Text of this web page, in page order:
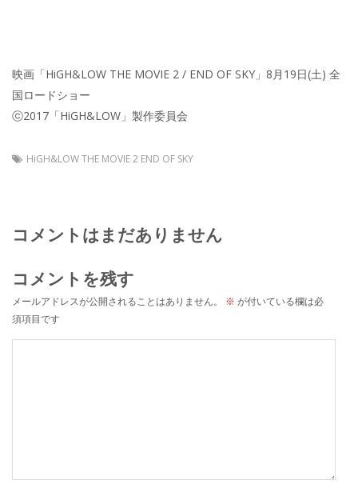
映画「HiGH&LOW THE MOVIE 2 / END OF SKY」8月19日(土) 全
国ロードショー
ⓒ2017「HiGH&LOW」製作委員会
HiGH&LOW THE MOVIE 2 END OF SKY
コメントはまだありません
コメントを残す
メールアドレスが公開されることはありません。 ※ が付いている欄は必
須項目です